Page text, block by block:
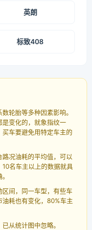
英朗
标致408
轮胎等多种因素影响。
变化的，就象指纹一
车要避免用特定车主的
况油耗的平均值，可以
名车主以上的数据就具
间，同一车型，有些车
耗也有变化，80%车主
从统计图中忽略。